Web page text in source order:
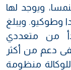
ويوجد لها
وطوكيو. ويبلغ
الوكالة 2200 فردأ من متعددي
دعم من أكثر
للوكالة منظومة